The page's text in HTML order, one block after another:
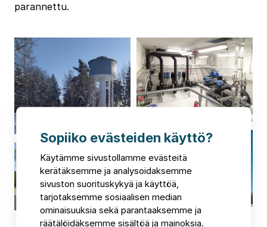
parannettu.
Sopiiko evästeiden käyttö?
Käytämme sivustollamme evästeitä
kerätäksemme ja analysoidaksemme
sivuston suorituskykyä ja käyttöä,
tarjotaksemme sosiaalisen median
ominaisuuksia sekä parantaaksemme ja
räätälöidäksemme sisältöä ja mainoksia.